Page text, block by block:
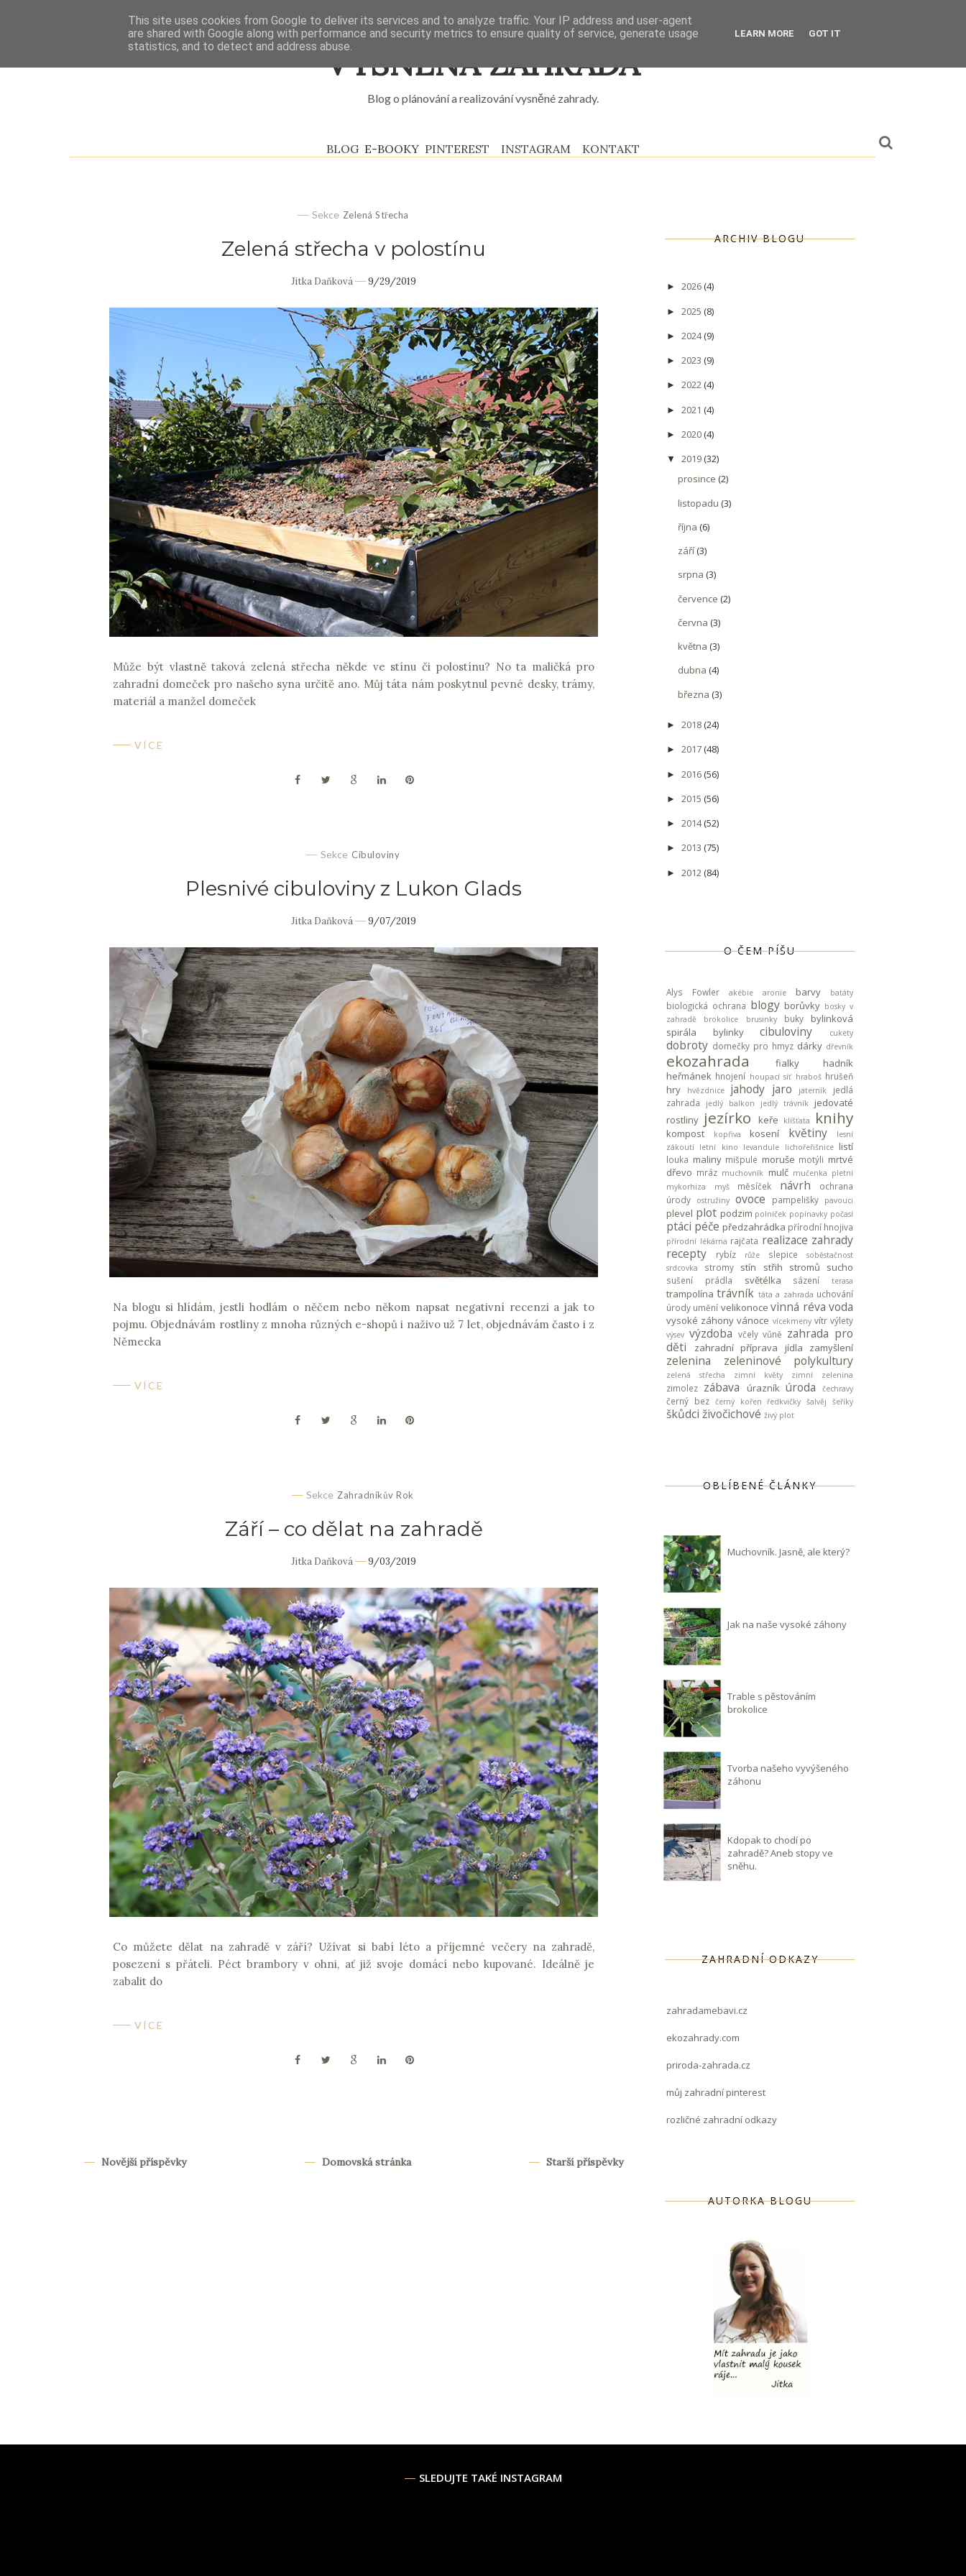
VYSNĚNÁ ZAHRADA
Blog o plánování a realizování vysněné zahrady.
BLOG E-BOOKY PINTEREST INSTAGRAM KONTAKT
Sekce Zelená Střecha
Zelená střecha v polostínu
Jitka Daňková 9/29/2019
Může být vlastně taková zelená střecha někde ve stínu či polostínu? No ta maličká pro
zahradní domeček pro našeho syna určitě ano. Můj táta nám poskytnul pevné desky, trámy,
materiál a manžel domeček
VÍCE
Sekce Cibuloviny
Plesnivé cibuloviny z Lukon Glads
Jitka Daňková 9/07/2019
Na blogu si hlídám, jestli hodlám o něčem nebo někom napsat negativní recenzi a jak to
pojmu. Objednávám rostliny z mnoha různých e-shopů i naživo už 7 let, objednávám často i z
Německa
VÍCE
Sekce Zahradníkův Rok
Září – co dělat na zahradě
Jitka Daňková 9/03/2019
Co můžete dělat na zahradě v září? Užívat si babí léto a příjemné večery na zahradě,
posezení s přáteli. Péct brambory v ohni, ať již svoje domácí nebo kupované. Ideálně je
zabalit do
VÍCE
Novější příspěvky Starší příspěvky
Domovská stránka
ARCHIV BLOGU
► 2026(4)
► 2025 (8)
► 2024(9)
► 2023 (9)
► 2022(4)
► 2021 (4)
► 2020(4)
▼ 2019(32)
prosince (2)
listopadu (3)
října (6)
září(3)
srpna (3)
července (2)
června (3)
května (3)
dubna (4)
března (3)
► 2018(24)
► 2017(48)
► 2016(56)
► 2015 (56)
► 2014(52)
► 2013 (75)
► 2012 (84)
O ČEM PÍŠU
Alys Fowler akébie aronie barvy batáty
biologická ochrana blogy borůvky bosky v
zahradě
brokolice brusinky buky
bylinková
spirála
bylinky cibuloviny cukety
dobroty domečky pro hmyz dárky dřevník
ekozahrada fialky
hadník
heřmánek hnojení houpací síť hraboš hrušeň
hry hvězdnice jahody jaro jaterník
jedlá
zahrada
jedlý balkon jedlý trávník
jedovaté
rostliny jezírko keře klíšťata knihy
kompost kopřiva kosení květiny
lesní
zákoutí letní kino levandule lichořeřišnice listí
louka maliny mišpule moruše motýli mrtvé
dřevo mráz muchovník mulč mučenka pletní
mykorhiza
myš měsíček návrh
ochrana
úrody
ostružiny ovoce pampelišky pavouci
plevel plot podzim polníček popínavky počasí
ptáci péče předzahrádka přírodní hnojiva
přírodní lékárna rajčata realizace zahrady
recepty
rybíz růže slepice
soběstačnost
srdcovka
stromy stín střih stromů sucho
sušení prádla světélka sázení terasa
trampolína trávník táta a zahrada uchování
úrody umění velikonoce vinná réva voda
vysoké záhony vánoce vícekmeny vítr výlety
výsev výzdoba včely vůně zahrada pro
děti
zahradní příprava jídla zamyšlení
zelenina zeleninové polykultury
zelená střecha zimní květy zimní zelenina
zimolez zábava úrazník úroda čechravy
černý bez černý kořen ředkvičky šalvěj šeříky
škůdci živočichové živý plot
OBLÍBENÉ ČLÁNKY
Muchovník. Jasně, ale který?
Jak na naše vysoké záhony
Trable s pěstováním
brokolice
Tvorba našeho vyvýšeného
záhonu
Kdopak to chodí po
zahradě? Aneb stopy ve
sněhu.
ZAHRADNÍ ODKAZY
zahradamebavi.cz
ekozahrady.com
priroda-zahrada.cz
můj zahradní pinterest
rozličné zahradní odkazy
AUTORKA BLOGU
SLEDUJTE TAKÉ INSTAGRAM
This site uses cookies from Google to deliver its services and to analyze traffic. Your IP address and user-agent
are shared with Google along with performance and security metrics to ensure quality of service, generate usage
statistics, and to detect and address abuse.
LEARN MORE GOT IT